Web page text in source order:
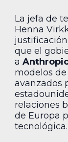
La jefa de
Henna
que el
a
modelos
avanzados
relaciones
de Europa
tecnológica.